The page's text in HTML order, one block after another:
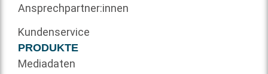
Ansprechpartner:innen
Kundenservice
PRODUKTE
Mediadaten